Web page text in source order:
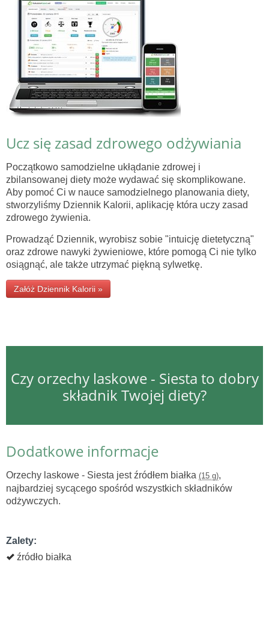
Ucz się zasad zdrowego odżywiania
Początkowo samodzielne ukłądanie zdrowej i
zbilansowanej diety może wydawać się skomplikowane.
Aby pomoć Ci w nauce samodzielnego planowania diety,
stworzyliśmy Dziennik Kalorii, aplikację która uczy zasad
zdrowego żywienia.
Prowadząć Dziennik, wyrobisz sobie "intuicję dietetyczną"
oraz zdrowe nawyki żywieniowe, które pomogą Ci nie tylko
osiągnąć, ale także utrzymać piękną sylwetkę.
Załóż Dziennik Kalorii »
Czy orzechy laskowe - Siesta to dobry
składnik Twojej diety?
Dodatkowe informacje
Orzechy laskowe - Siesta jest źródłem białka (15 g),
najbardziej sycącego spośród wszystkich składników
odżywczych.
Zalety:
źródło białka